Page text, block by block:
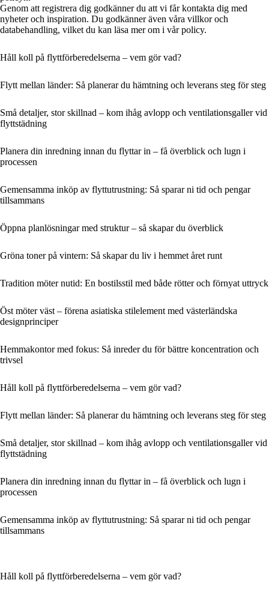
Genom att registrera dig godkänner du att vi får kontakta dig med
nyheter och inspiration. Du godkänner även våra villkor och
databehandling, vilket du kan läsa mer om i vår policy.
Håll koll på flyttförberedelserna – vem gör vad?
Flytt mellan länder: Så planerar du hämtning och leverans steg för steg
Små detaljer, stor skillnad – kom ihåg avlopp och ventilationsgaller vid
flyttstädning
Planera din inredning innan du flyttar in – få överblick och lugn i
processen
Gemensamma inköp av flyttutrustning: Så sparar ni tid och pengar
tillsammans
Öppna planlösningar med struktur – så skapar du överblick
Gröna toner på vintern: Så skapar du liv i hemmet året runt
Tradition möter nutid: En bostilsstil med både rötter och förnyat uttryck
Öst möter väst – förena asiatiska stilelement med västerländska
designprinciper
Hemmakontor med fokus: Så inreder du för bättre koncentration och
trivsel
Håll koll på flyttförberedelserna – vem gör vad?
Flytt mellan länder: Så planerar du hämtning och leverans steg för steg
Små detaljer, stor skillnad – kom ihåg avlopp och ventilationsgaller vid
flyttstädning
Planera din inredning innan du flyttar in – få överblick och lugn i
processen
Gemensamma inköp av flyttutrustning: Så sparar ni tid och pengar
tillsammans
Håll koll på flyttförberedelserna – vem gör vad?